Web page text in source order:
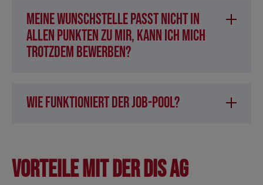
Meine Wunschstelle passt nicht in
allen Punkten zu mir, kann ich mich
trotzdem bewerben?
Wie funktioniert der Job-Pool?
Vorteile mit der DIS AG